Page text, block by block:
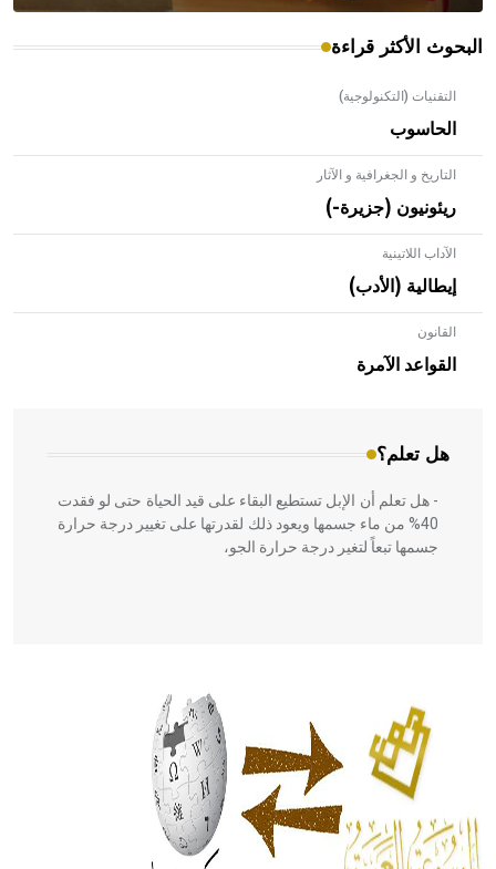
البحوث الأكثر قراءة
التقنيات (التكنولوجية)
الحاسوب
التاريخ و الجغرافية و الآثار
ريئونيون (جزيرة-)
الآداب اللاتينية
إيطالية (الأدب)
القانون
القواعد الآمرة
هل تعلم؟
- هل تعلم أن الأبلق نوع من الفنون الهندسية التي ارتبطت
بالعمارة الإسلامية في بلاد الشام ومصر خاصة، حيث يحرص
المعمار على بناء مداميكه وخاصة في الواجهات
- هل تعلم أن الإبل تستطيع البقاء على قيد الحياة حتى لو فقدت
40% من ماء جسمها ويعود ذلك لقدرتها على تغيير درجة حرارة
جسمها تبعاً لتغير درجة حرارة الجو،
الحكم، الأدلة، تنظيم التغذية، ورسالته في جروح الرأس. ويعود
له الفضل بأنه حرر الطب من الدين والفلسفة.
- هل تعلم أن المرجان إفراز حيواني يتكون في البحر ويتركب
من مادة كربونات الكلسيوم، وهو أحمر أو شديد الحمرة وهو